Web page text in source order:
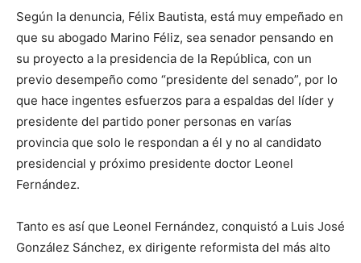
Según la denuncia, Félix Bautista, está muy empeñado en
que su abogado Marino Féliz, sea senador pensando en
su proyecto a la presidencia de la República, con un
previo desempeño como “presidente del senado”, por lo
que hace ingentes esfuerzos para a espaldas del líder y
presidente del partido poner personas en varías
provincia que solo le respondan a él y no al candidato
presidencial y próximo presidente doctor Leonel
Fernández.
Tanto es así que Leonel Fernández, conquistó a Luis José
González Sánchez, ex dirigente reformista del más alto